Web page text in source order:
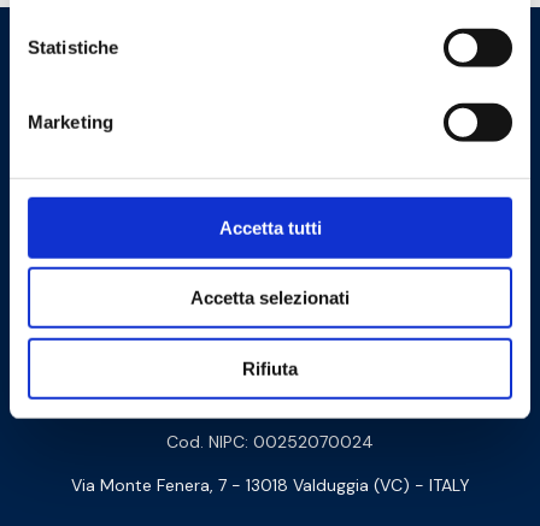
Statistiche
Marketing
Accetta tutti
Accetta selezionati
Rifiuta
Cookie Policy Privacy Policy
Contacte-nos
Barberi Rubinetterie Industriali S.r.l. a socio unico
Cod. NIPC: 00252070024
Via Monte Fenera, 7 - 13018 Valduggia (VC) - ITALY